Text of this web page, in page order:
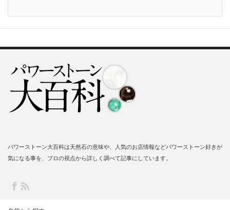
パワーストーン大百科は天然石の意味や、人気のお店情報などパワーストーン好きが
気になる事を、プロの視点から詳しく調べて記事にしています。